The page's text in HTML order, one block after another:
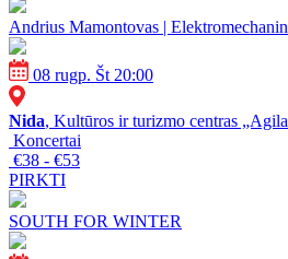
Andrius Mamontovas |
08 rugp. Št 20:00
Nida, Kultūros ir turizmo centras
Koncertai
€38 - €53
PIRKTI
SOUTH FOR WINTER